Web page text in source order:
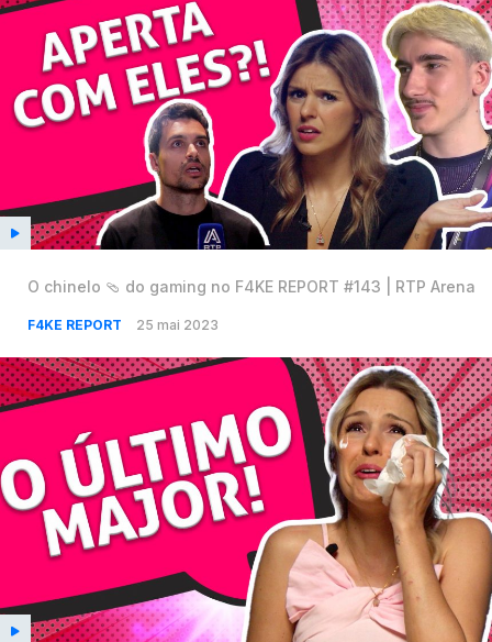
O chinelo 🩴 do gaming no F4KE REPORT #143 | RTP Arena
F4KE REPORT 25 mai 2023